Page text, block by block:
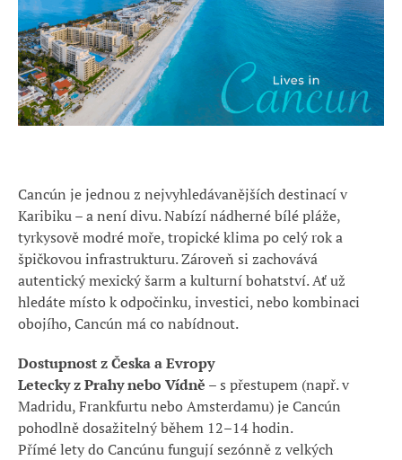
Cancún je jednou z nejvyhledávanějších destinací v
Karibiku – a není divu. Nabízí nádherné bílé pláže,
tyrkysově modré moře, tropické klima po celý rok a
špičkovou infrastrukturu. Zároveň si zachovává
autentický mexický šarm a kulturní bohatství. Ať už
hledáte místo k odpočinku, investici, nebo kombinaci
obojího, Cancún má co nabídnout.
Dostupnost z Česka a Evropy
Letecky z Prahy nebo Vídně – s přestupem (např. v
Madridu, Frankfurtu nebo Amsterdamu) je Cancún
pohodlně dosažitelný během 12–14 hodin.
Přímé lety do Cancúnu fungují sezónně z velkých